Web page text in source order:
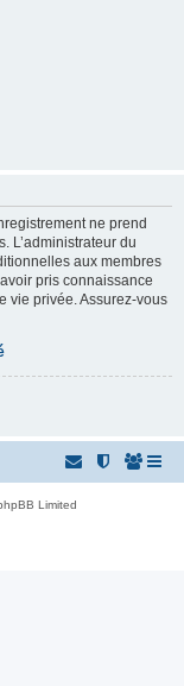
ne prend
L’administrateur du
aux membres
pris connaissance
vie privée. Assurez-vous
Limited